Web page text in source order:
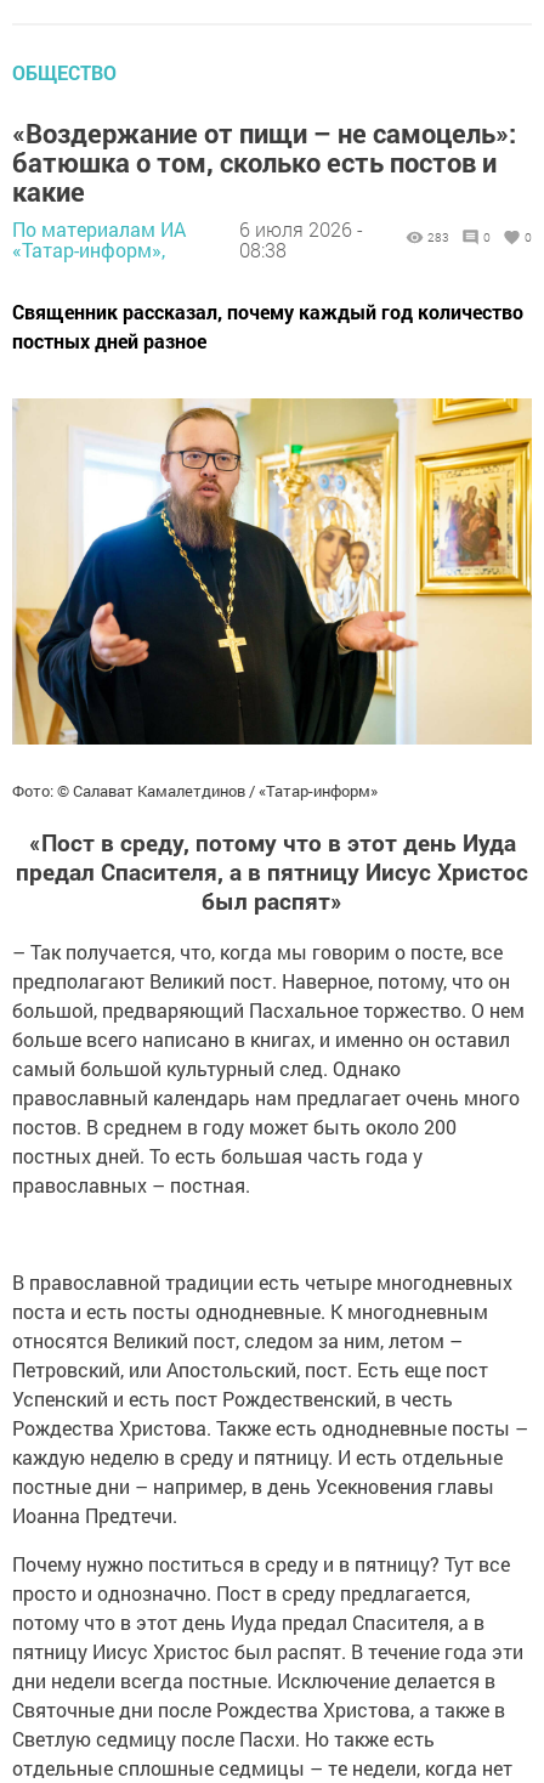
ОБЩЕСТВО
«Воздержание от пищи – не самоцель»:
батюшка о том, сколько есть постов и
какие
По материалам ИА
«Татар-информ»,
6 июля 2026 -
08:38
283 0 0
Священник рассказал, почему каждый год количество
постных дней разное
Фото: © Салават Камалетдинов / «Татар-информ»
«Пост в среду, потому что в этот день Иуда
предал Спасителя, а в пятницу Иисус Христос
был распят»
– Так получается, что, когда мы говорим о посте, все
предполагают Великий пост. Наверное, потому, что он
большой, предваряющий Пасхальное торжество. О нем
больше всего написано в книгах, и именно он оставил
самый большой культурный след. Однако
православный календарь нам предлагает очень много
постов. В среднем в году может быть около 200
постных дней. То есть большая часть года у
православных – постная.
В православной традиции есть четыре многодневных
поста и есть посты однодневные. К многодневным
относятся Великий пост, следом за ним, летом –
Петровский, или Апостольский, пост. Есть еще пост
Успенский и есть пост Рождественский, в честь
Рождества Христова. Также есть однодневные посты –
каждую неделю в среду и пятницу. И есть отдельные
постные дни – например, в день Усекновения главы
Иоанна Предтечи.
Почему нужно поститься в среду и в пятницу? Тут все
просто и однозначно. Пост в среду предлагается,
потому что в этот день Иуда предал Спасителя, а в
пятницу Иисус Христос был распят. В течение года эти
дни недели всегда постные. Исключение делается в
Святочные дни после Рождества Христова, а также в
Светлую седмицу после Пасхи. Но также есть
отдельные сплошные седмицы – те недели, когда нет